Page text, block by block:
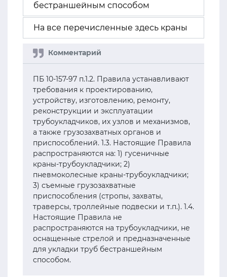
бестраншейным способом
На все перечисленные здесь краны
ПБ 10-157-97 п.1.2. Правила устанавливают
требования к проектированию,
устройству, изготовлению, ремонту,
реконструкции и эксплуатации
трубоукладчиков, их узлов и механизмов,
а также грузозахватных органов и
приспособлений. 1.3. Настоящие Правила
распространяются на: 1) гусеничные
краны-трубоукладчики; 2)
пневмоколесные краны-трубоукладчики;
3) съемные грузозахватные
приспособления (стропы, захваты,
траверсы, троллейные подвески и т.п.). 1.4.
Настоящие Правила не
распространяются на трубоукладчики, не
оснащенные стрелой и предназначенные
для укладки труб бестраншейным
способом.